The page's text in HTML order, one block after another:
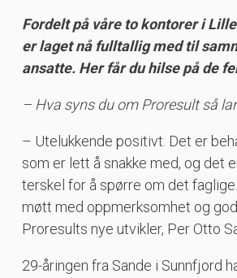
Fordelt på våre to kontorer i
er laget nå fulltallig med til
ansatte. Her får du hilse på de
– Hva syns du om Proresult så
– Utelukkende positivt. Det er
som er lett å snakke med, og det
terskel for å spørre om det
møtt med oppmerksomhet og
Proresults nye utvikler, Per Otto
29-åringen fra Sande i Sunnfjord